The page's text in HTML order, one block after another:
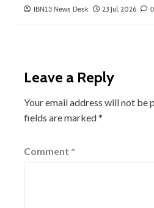
IBN13 News Desk 23 Jul, 2026 0
Leave a Reply
Your email address will not be
fields are marked*
Comment *